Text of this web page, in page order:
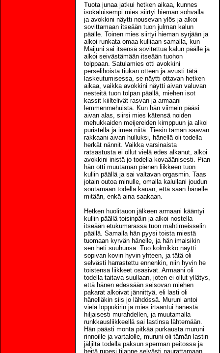
Tuota junaa jatkui hetken aikaa, kunnes
isokaluisempi mies siirtyi hieman sohvalla
ja avokkini näytti nousevan ylös ja alkoi
sovittamaan itseään tuon julman kalun
päälle. Toinen mies siirtyi hieman syrjään ja
alkoi runkata omaa kulliaan samalla, kun
Maijuni sai itsensä sovitettua kalun päälle ja
alkoi seivästämään itseään tuohon
tolppaan. Satulamies otti avokkini
perselihoista tiukan otteen ja avusti tätä
laskeutumisessa, se näytti ottavan hetken
aikaa, vaikka avokkini näytti aivan valuvan
nesteitä tuon tolpan päällä, miehen isot
kassit kiiltelivät rasvan ja armaani
lemmenmehuista. Kun hän viimein pääsi
aivan alas, siirsi mies kätensä noiden
mehukkaiden meijereiden kimppuun ja alkoi
puristella ja imeä niitä. Tiesin tämän saavan
rakkaani aivan hulluksi, hänellä oli todella
herkät nännit. Vaikka varsinaista
ratsastusta ei ollut vielä edes alkanut, alkoi
avokkini inistä jo todella kovaäänisesti. Pian
hän otti muutaman pienen liikkeen tuon
kullin päällä ja sai valtavan orgasmin. Taas
jotain outoa minulle, omalla kalullani joudun
soutamaan todella kauan, että saan hänelle
mitään, enkä aina saakaan.
Hetken huolitauon jälkeen armaani kääntyi
kullin päällä toisinpäin ja alkoi nostella
itseään etukumarassa tuon mahtimeisselin
päällä. Samalla hän pyysi toista miestä
tuomaan kyrvän hänelle, ja hän imaisikin
sen heti suuhunsa. Tuo kolmikko näytti
sopivan kovin hyvin yhteen, ja tätä oli
selvästi harrastettu ennenkin, niin hyvin he
toistensa liikkeet osasivat. Armaani oli
todella taitava suullaan, joten ei ollut yllätys,
että hänen edessään seisovan miehen
pakarat alkoivat jännittyä, eli lasti oli
hänelläkin siis jo lähdössä. Muruni antoi
vielä loppukirin ja mies irtaantui hänestä
hiljaisesti murahdellen, ja muutamalla
runkkausliikkeellä sai lastinsa lähtemään.
Hän päästi monta pitkää purkausta muruni
rinnoille ja vartalolle, muruni oli tämän lastin
jäljiltä todella paksun sperman peitossa ja
heitä rupesi tilanne selvästi naurattamaan.